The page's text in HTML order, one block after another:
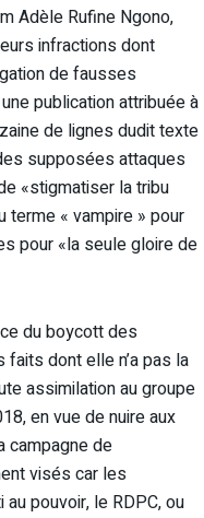
Adèle Rufine Ngono,
infractions dont
de fausses
publication attribuée à
de lignes dudit texte
supposées attaques
«stigmatiser la tribu
terme « vampire » pour
pour «la seule gloire de
du boycott des
dont elle n’a pas la
assimilation au groupe
en vue de nuire aux
campagne de
visés car les
pouvoir, le RDPC, ou